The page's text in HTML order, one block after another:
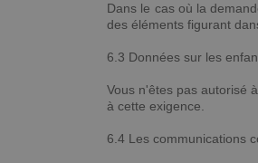
Dans le cas où la
des éléments figurant
6.3 Données sur les
Vous n'êtes pas autorisé
à cette exigence.
6.4 Les communications